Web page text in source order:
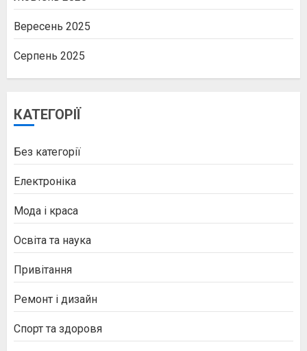
Вересень 2025
Серпень 2025
КАТЕГОРІЇ
Без категорії
Електроніка
Мода і краса
Освіта та наука
Привітання
Ремонт і дизайн
Спорт та здоровя